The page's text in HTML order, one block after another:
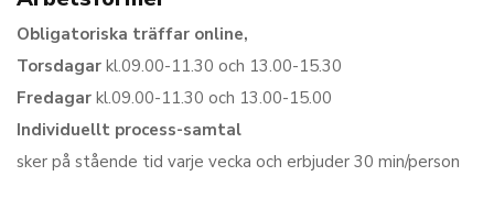
Obligatoriska träffar online,
Torsdagar kl.09.00-11.30 och 13.00-15.30
Fredagar kl.09.00-11.30 och 13.00-15.00
Individuellt process-samtal
sker på stående tid varje vecka och erbjuder 30 min/person